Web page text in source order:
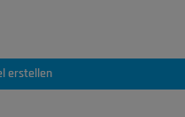
erstellen